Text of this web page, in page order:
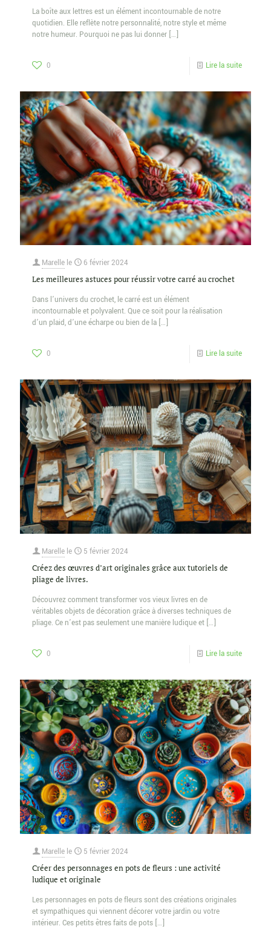
La boîte aux lettres est un élément incontournable de notre
quotidien. Elle reflète notre personnalité, notre style et même
notre humeur. Pourquoi ne pas lui donner […]
0 Lire la suite
Marelle le 6 février 2024
Les meilleures astuces pour réussir votre carré au crochet
Dans l’univers du crochet, le carré est un élément
incontournable et polyvalent. Que ce soit pour la réalisation
d’un plaid, d’une écharpe ou bien de la […]
0 Lire la suite
Marelle le 5 février 2024
Créez des œuvres d’art originales grâce aux tutoriels de
pliage de livres.
Découvrez comment transformer vos vieux livres en de
véritables objets de décoration grâce à diverses techniques de
pliage. Ce n’est pas seulement une manière ludique et […]
0 Lire la suite
Marelle le 5 février 2024
Créer des personnages en pots de fleurs : une activité
ludique et originale
Les personnages en pots de fleurs sont des créations originales
et sympathiques qui viennent décorer votre jardin ou votre
intérieur. Ces petits êtres faits de pots […]